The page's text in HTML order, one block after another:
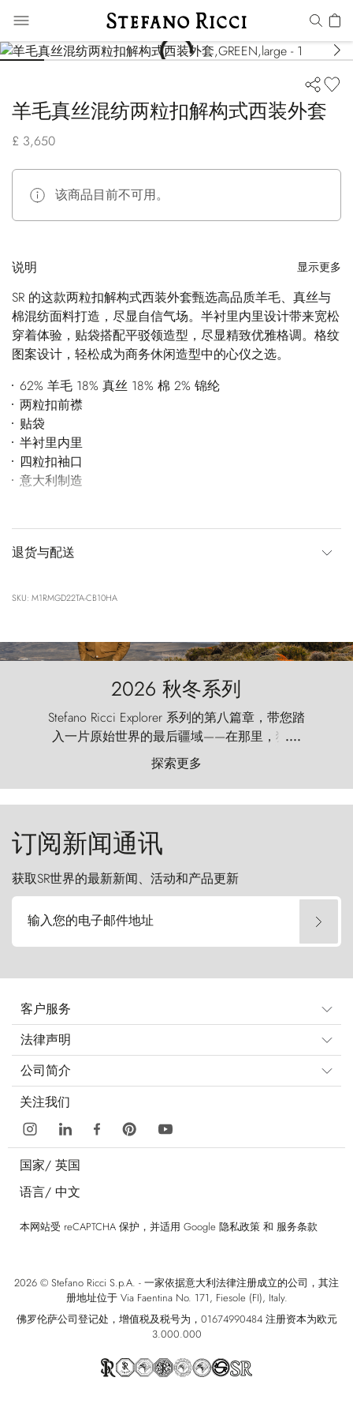
羊毛真丝混纺两粒扣解构式西装外套
£ 3,650
该商品目前不可用。
说明 显示更多
SR 的这款两粒扣解构式西装外套甄选高品质羊毛、真丝与
棉混纺面料打造，尽显自信气场。半衬里内里设计带来宽松
穿着体验，贴袋搭配平驳领造型，尽显精致优雅格调。格纹
图案设计，轻松成为商务休闲造型中的心仪之选。
62% 羊毛 18% 真丝 18% 棉 2% 锦纶
两粒扣前襟
贴袋
半衬里内里
四粒扣袖口
意大利制造
退货与配送
SKU: M1RMGD22TA-CB10HA
2026 秋冬系列
Stefano Ricci Explorer 系列的第八篇章，带您踏
入一片原始世界的最后疆域——在那里，狂风
以远古的怒号雕琢着自然，而百内塔（Torres
del Paine）则宛如石砌的哨兵，傲然向苍穹发
起挑战。
....
探索更多
订阅新闻通讯
获取SR世界的最新新闻、活动和产品更新
输入您的电子邮件地址
客户服务
法律声明
公司简介
关注我们
国家/ 英国
语言/ 中文
本网站受 reCAPTCHA 保护，并适用 Google 隐私政策 和 服务条款
2026 © Stefano Ricci S.p.A. - 一家依据意大利法律注册成立的公司，其注
册地址位于 Via Faentina No. 171, Fiesole (FI), Italy.
佛罗伦萨公司登记处，增值税及税号为，01674990484 注册资本为欧元
3.000.000